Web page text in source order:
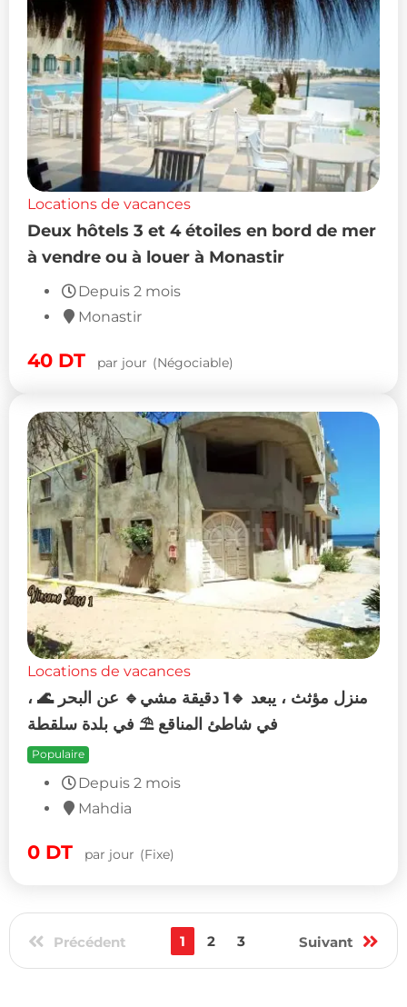
Locations de vacances
Deux hôtels 3 et 4 étoiles en bord de mer
à vendre ou à louer à Monastir
Depuis 2 mois
Monastir
40 DT par jour (Négociable)
Locations de vacances
منزل مؤثث ، يبعد 🔹1 دقيقة مشي🔹 عن البحر 🌊 ،
في شاطئ المناقع ⛱️ في بلدة سلقطة
Populaire
Depuis 2 mois
Mahdia
0 DT par jour (Fixe)
Précédent 1 2 3 Suivant